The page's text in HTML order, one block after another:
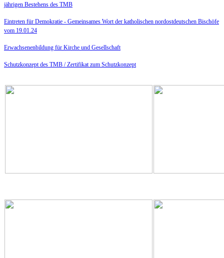
jährigen Bestehens des TMB
Eintreten für Demokratie - Gemeinsames Wort der katholischen nordostdeutschen Bischöfe
vom 19.01.24
Erwachsenenbildung für Kirche und Gesellschaft
Schutzkonzept des TMB / Zertifikat zum Schutzkonzept